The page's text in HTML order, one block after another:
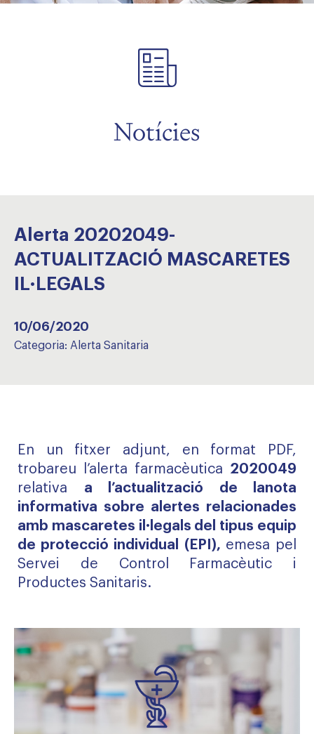
Notícies
Alerta 20202049-
ACTUALITZACIÓ MASCARETES
IL·LEGALS
10/06/2020
Categoria: Alerta Sanitaria
En un fitxer adjunt, en format PDF,
trobareu l’alerta farmacèutica 2020049
relativa a l’actualització de lanota
informativa sobre alertes relacionades
amb mascaretes il·legals del tipus equip
de protecció individual (EPI), emesa pel
Servei de Control Farmacèutic i
Productes Sanitaris.